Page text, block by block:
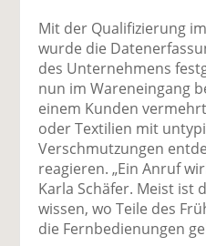
Mit der Qualifizierung
wurde die
des Unternehmens
nun im Wareneingang
einem Kunden
oder Textilien mit
Verschmutzungen
reagieren. „Ein Anruf
Karla Schäfer. Meist ist
wissen, wo Teile des
die Fernbedienungen